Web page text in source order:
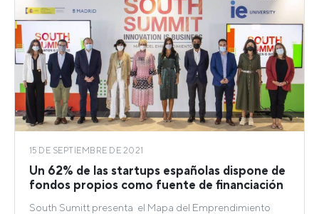
15 DE SEPTIEMBRE DE 2021
Un 62% de las startups españolas dispone de
fondos propios como fuente de financiación
South Sumitt presenta el Mapa del Emprendimiento